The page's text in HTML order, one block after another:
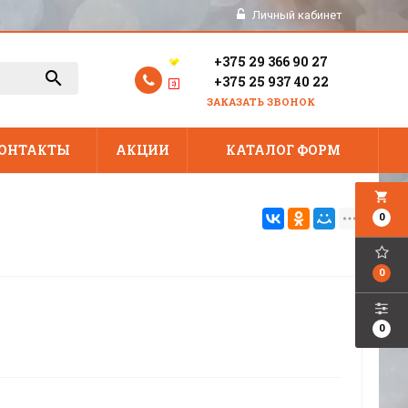
Личный кабинет
+375 29 366 90 27
+375 25 937 40 22
ЗАКАЗАТЬ ЗВОНОК
АКЦИИ КАТАЛОГ ФОРМ
local_grocery_store
0
0
0